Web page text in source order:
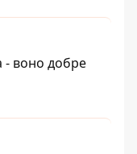
- воно добре